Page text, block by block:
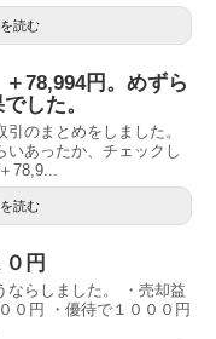
読む
78,994円。めずら
した。
のまとめをしました。
いあったか、チェックし
78,9...
読む
円
ならしました。 ・売却益
０円 ・優待で１０００円